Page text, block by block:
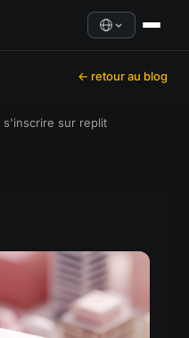
← retour au blog
s'inscrire sur replit